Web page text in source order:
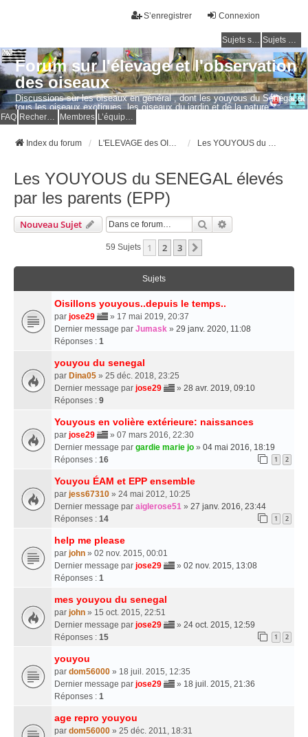
Connexion
S’enregistrer
Sujets sans réponse Sujets actifs
Forum sur l'élevage et l'observation
des oiseaux
Discussions sur les oiseaux en général , dont les youyous du Sénégal et
tous les oiseaux exotiques, les oiseaux du jardin et de la nature.
Questions, photos, expériences.
FAQ Membres
Index du forum
Les YOUYOUS du SENEGAL élevés
par les parents (EPP)
Nouveau Sujet Rechercher
59 Sujets 1 2 3
Sujets
Oisillons youyous..depuis le temps..
par jose29
» 17 mai 2019, 20:37
Dernier message par Jumask » 29 janv. 2020, 11:08
Réponses : 1
youyou du senegal
par Dina05 » 25 déc. 2018, 23:25
Dernier message par jose29 » 28 avr. 2019, 09:10
Réponses : 9
Youyous en volière extérieure: naissances
par jose29
» 07 mars 2016, 22:30
Dernier message par gardie marie jo » 04 mai 2016, 18:19
Réponses : 16 1 2
Youyou ÉAM et EPP ensemble
par jess67310 » 24 mai 2012, 10:25
Dernier message par aiglerose51 » 27 janv. 2016, 23:44
Réponses : 14 1 2
help me please
par john » 02 nov. 2015, 00:01
Dernier message par jose29 » 02 nov. 2015, 13:08
Réponses : 1
mes youyou du senegal
par john » 15 oct. 2015, 22:51
Dernier message par jose29 » 24 oct. 2015, 12:59
Réponses : 15 1 2
youyou
par dom56000 » 18 juil. 2015, 12:35
Dernier message par jose29 » 18 juil. 2015, 21:36
Réponses : 1
age repro youyou
par dom56000 » 25 déc. 2011, 18:31